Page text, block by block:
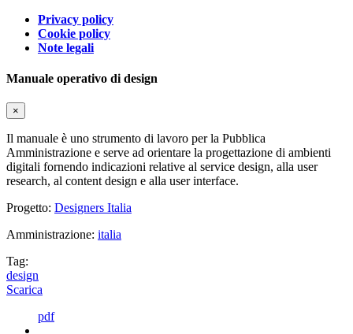
Privacy policy
Cookie policy
Note legali
Manuale operativo di design
×
Il manuale è uno strumento di lavoro per la Pubblica
Amministrazione e serve ad orientare la progettazione di ambienti
digitali fornendo indicazioni relative al service design, alla user
research, al content design e alla user interface.
Progetto: Designers Italia
Amministrazione: italia
Tag:
design
Scarica
pdf